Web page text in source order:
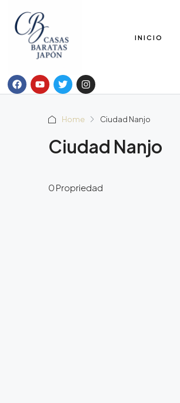
INICIO
Home Ciudad Nanjo
Ciudad Nanjo
0 Propriedad